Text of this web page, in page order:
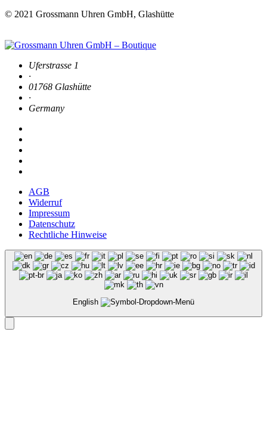
© 2021 Grossmann Uhren GmbH, Glashütte
Uferstrasse 1
·
01768 Glashütte
·
Germany
AGB
Widerruf
Impressum
Datenschutz
Rechtliche Hinweise
English